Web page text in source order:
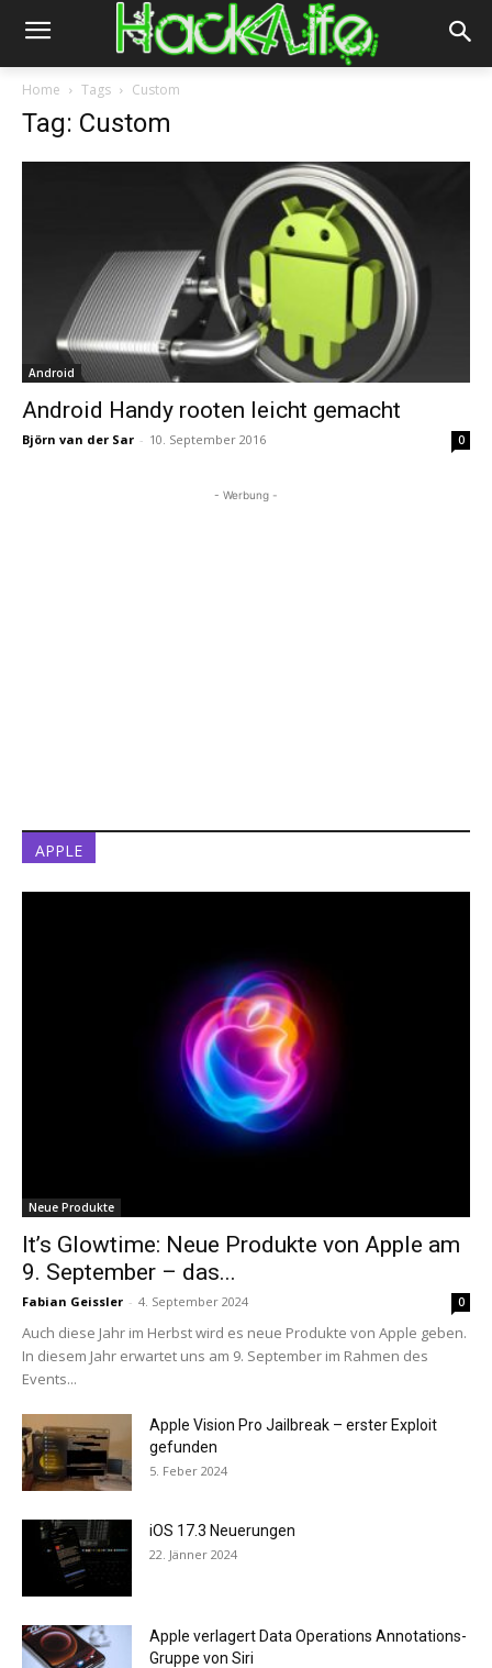
Home Tags Custom
Tag: Custom
Android
Android Handy rooten leicht gemacht
Björn van der Sar - 10. September 2016 0
- Werbung -
APPLE
Neue Produkte
It’s Glowtime: Neue Produkte von Apple am
9. September – das...
Fabian Geissler - 4. September 2024 0
Auch diese Jahr im Herbst wird es neue Produkte von Apple geben.
In diesem Jahr erwartet uns am 9. September im Rahmen des
Events...
Apple Vision Pro Jailbreak – erster Exploit
gefunden
5. Feber 2024
iOS 17.3 Neuerungen
22. Jänner 2024
Apple verlagert Data Operations Annotations-
Gruppe von Siri